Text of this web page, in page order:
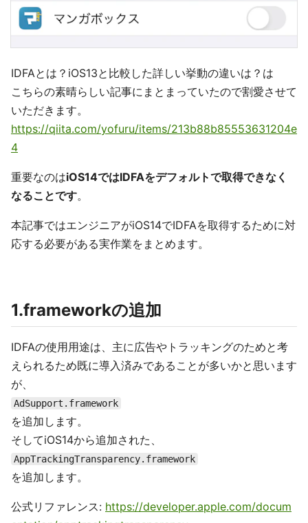
IDFAとは？iOS13と比較した詳しい挙動の違いは？は
こちらの素晴らしい記事にまとまっていたので割愛させて
いただきます。
https://qiita.com/yofuru/items/213b88b85553631204e
4
重要なのはiOS14ではIDFAをデフォルトで取得できなく
なることです。
本記事ではエンジニアがiOS14でIDFAを取得するために対
応する必要がある実作業をまとめます。
1.frameworkの追加
IDFAの使用用途は、主に広告やトラッキングのためと考
えられるため既に導入済みであることが多いかと思います
が、
AdSupport.framework
を追加します。
そしてiOS14から追加された、
AppTrackingTransparency.framework
を追加します。
公式リファレンス: https://developer.apple.com/docum